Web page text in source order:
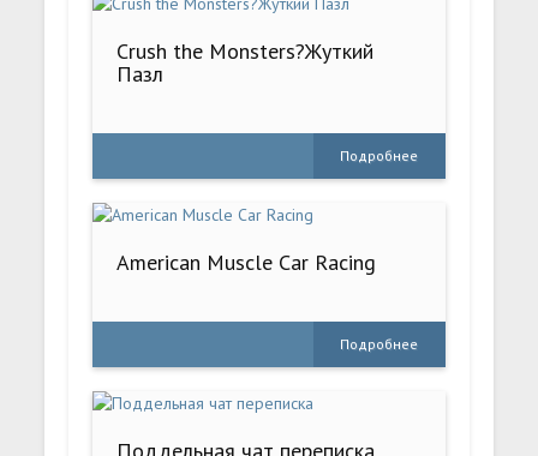
Crush the Monsters?Жуткий
Пазл
Подробнее
American Muscle Car Racing
Подробнее